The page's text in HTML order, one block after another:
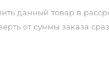
данный товар в
от суммы заказа